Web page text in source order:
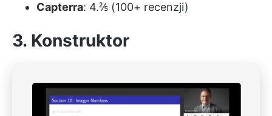
Capterra: 4.⅖ (100+ recenzji)
3. Konstruktor